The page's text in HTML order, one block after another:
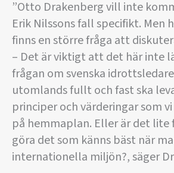
”Otto Drakenberg vill inte
Erik Nilssons fall specifikt. Men
finns en större fråga att
– Det är viktigt att det här inte
frågan om svenska
utomlands fullt och fast ska
principer och värderingar som
på hemmaplan. Eller är det
göra det som känns bäst när
internationella miljön?, säger